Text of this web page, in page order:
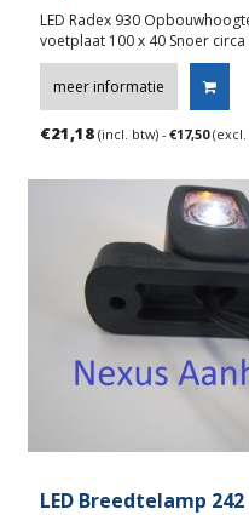
LED Radex 930
voetplaat 100 x 40 Snoer
meer informatie
€21,18 (incl. btw) - €17,50(excl.
LED Breedtelamp 242